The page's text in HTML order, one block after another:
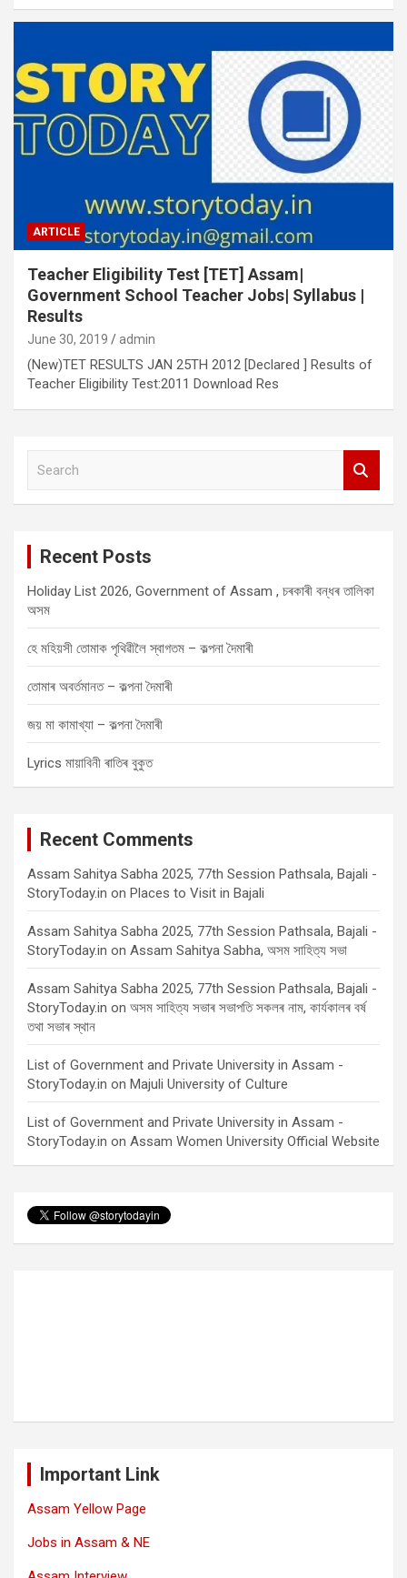
ARTICLE
Teacher Eligibility Test [TET] Assam|
Government School Teacher Jobs| Syllabus |
Results
June 30, 2019 admin
(New)TET RESULTS JAN 25TH 2012 [Declared ] Results of
Teacher Eligibility Test:2011 Download Res
Recent Posts
Holiday List 2026, Government of Assam , চৰকাৰী বন্ধৰ তালিকা
অসম
হে মহিয়সী তোমাক পৃথিৱীলৈ স্বাগতম – কল্পনা দৈমাৰী
তোমাৰ অবৰ্তমানত – কল্পনা দৈমাৰী
জয় মা কামাখ্যা – কল্পনা দৈমাৰী
Lyrics মায়াবিনী ৰাতিৰ বুকুত
Recent Comments
Assam Sahitya Sabha 2025, 77th Session Pathsala, Bajali -
StoryToday.in on Places to Visit in Bajali
Assam Sahitya Sabha 2025, 77th Session Pathsala, Bajali -
StoryToday.in on Assam Sahitya Sabha, অসম সাহিত্য সভা
Assam Sahitya Sabha 2025, 77th Session Pathsala, Bajali -
StoryToday.in on অসম সাহিত্য সভাৰ সভাপতি সকলৰ নাম, কাৰ্যকালৰ বৰ্ষ
তথা সভাৰ স্থান
List of Government and Private University in Assam -
StoryToday.in on Majuli University of Culture
List of Government and Private University in Assam -
StoryToday.in on Assam Women University Official Website
Important Link
Assam Yellow Page
Jobs in Assam & NE